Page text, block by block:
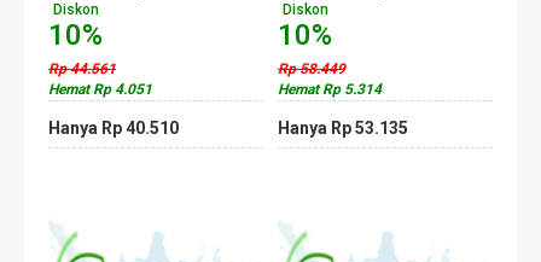
10%
Diskon
Rp 44.561
Hemat Rp 4.051
Hanya Rp 40.510
10%
Diskon
Rp 58.449
Hemat Rp 5.314
Hanya Rp 53.135